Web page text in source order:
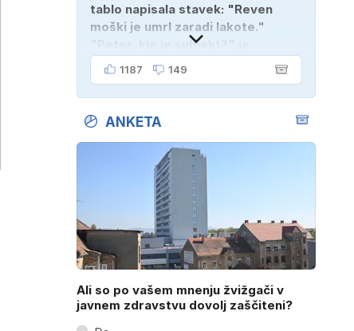
tablo napisala stavek: "Reven
moški je umrl zaradi lakote."
"Peter, kje je subjekt?" je
vprašala. "Verjetno na
pokopališču!"
1187 149
ANKETA
Ali so po vašem mnenju žvižgači v
javnem zdravstvu dovolj zaščiteni?